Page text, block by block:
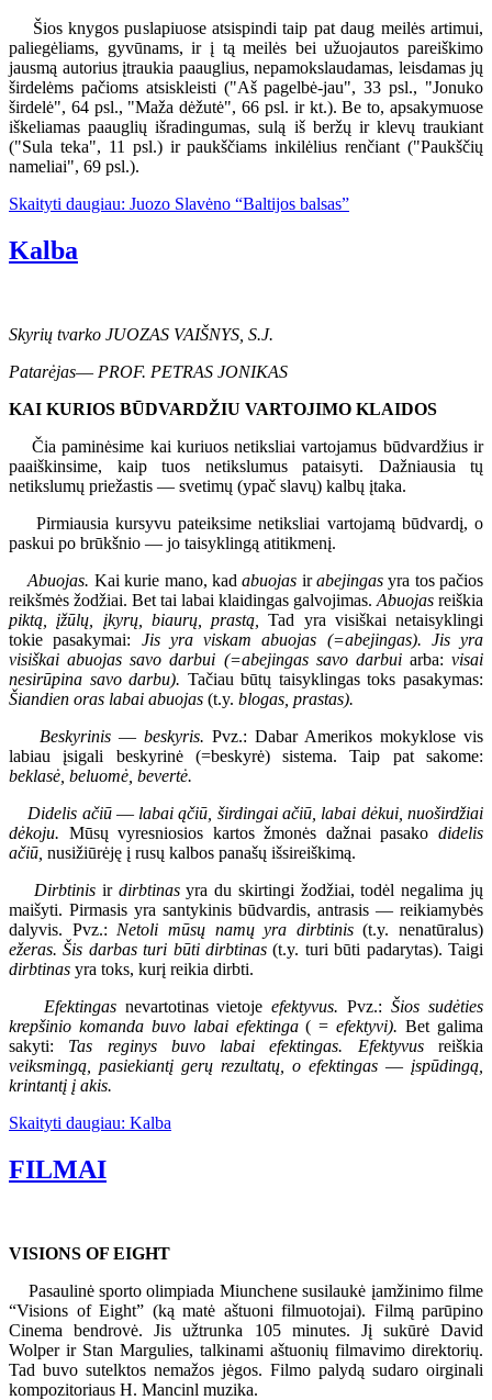
Šios knygos puslapiuose atsispindi taip pat daug meilės artimui,
paliegėliams, gyvūnams, ir į tą meilės bei užuojautos pareiškimo
jausmą autorius įtraukia paauglius, nepamokslaudamas, leisdamas jų
širdelėms pačioms atsiskleisti ("Aš pagelbė-jau", 33 psl., "Jonuko
širdelė", 64 psl., "Maža dėžutė", 66 psl. ir kt.). Be to, apsakymuose
iškeliamas paauglių išradingumas, sulą iš beržų ir klevų traukiant
("Sula teka", 11 psl.) ir paukščiams inkilėlius renčiant ("Paukščių
nameliai", 69 psl.).
Skaityti daugiau: Juozo Slavėno “Baltijos balsas”
Kalba
Skyrių tvarko JUOZAS VAIŠNYS, S.J.
Patarėjas— PROF. PETRAS JONIKAS
KAI KURIOS BŪDVARDŽIU VARTOJIMO KLAIDOS
Čia paminėsime kai kuriuos netiksliai vartojamus būdvardžius ir
paaiškinsime, kaip tuos netikslumus pataisyti. Dažniausia tų
netikslumų priežastis — svetimų (ypač slavų) kalbų įtaka.
Pirmiausia kursyvu pateiksime netiksliai vartojamą būdvardį, o
paskui po brūkšnio — jo taisyklingą atitikmenį.
Abuojas. Kai kurie mano, kadabuojas irabejingasyra tos pačios
reikšmės žodžiai. Bet tai labai klaidingas galvojimas. Abuojas reiškia
piktą, įžūlų, įkyrų, biaurų, prastą,
Tad yra visiškai netaisyklingi
tokie pasakymai: Jis yra viskam abuojas (=abejingas). Jis yra
visiškai abuojas savo darbui (=abejingas savo darbuiarba: visai
nesirūpina savo darbu). Tačiau būtų taisyklingas toks pasakymas:
Šiandien oras labai abuojas (t.y. blogas, prastas).
Beskyrinis — beskyris. Pvz.: Dabar Amerikos mokyklose vis
labiau įsigali beskyrinė (=beskyrė) sistema. Taip pat sakome:
beklasė, beluomė, bevertė.
Didelis ačiū— labai ąčiū, širdingai ačiū, labai dėkui, nuoširdžiai
dėkoju. Mūsų vyresniosios kartos žmonės dažnai pasako didelis
ačiū, nusižiūrėję į rusų kalbos panašų išsireiškimą.
Dirbtinis ir dirbtinasyra du skirtingi žodžiai, todėl negalima jų
maišyti. Pirmasis yra santykinis būdvardis, antrasis — reikiamybės
dalyvis. Pvz.: Netoli mūsų namų yra dirbtinis(t.y. nenatūralus)
ežeras. Šis darbas turi būti dirbtinas (t.y. turi būti padarytas). Taigi
dirbtinas yra toks, kurį reikia dirbti.
Efektingasnevartotinas vietojeefektyvus. Pvz.:Šios sudėties
krepšinio komanda buvo labai efektinga( =efektyvi). Bet galima
sakyti: Tas reginys buvo labai efektingas. Efektyvusreiškia
veiksmingą, pasiekiantį gerų rezultatų, o efektingas — įspūdingą,
krintantį į akis.
Skaityti daugiau: Kalba
FILMAI
VISIONS OF EIGHT
Pasaulinė sporto olimpiada Miunchene susilaukė įamžinimo filme
“Visions of Eight” (ką matė aštuoni filmuotojai). Filmą parūpino
Cinema bendrovė. Jis užtrunka 105 minutes. Jį sukūrė David
Wolper ir Stan Margulies, talkinami aštuonių filmavimo direktorių.
Tad buvo sutelktos nemažos jėgos. Filmo palydą sudaro oirginali
kompozitoriaus H. Mancinl muzika.